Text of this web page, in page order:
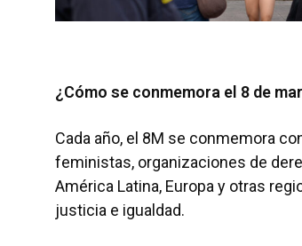
¿Cómo se conmemora el 8 de
Cada año, el 8M se conmemora
feministas, organizaciones de
América Latina, Europa y otras
justicia e igualdad.